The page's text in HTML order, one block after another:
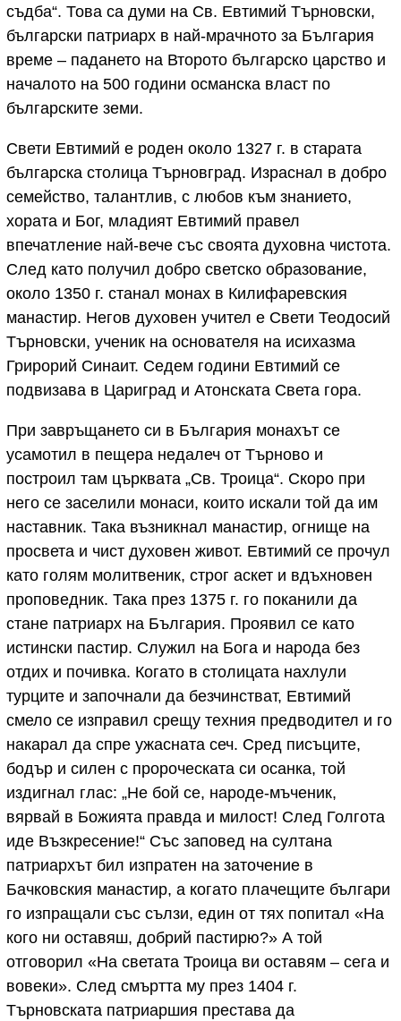
съдба“. Това са думи на Св. Евтимий Търновски,
български патриарх в най-мрачното за България
време – падането на Второто българско царство и
началото на 500 години османска власт по
българските земи.
Свети Евтимий е роден около 1327 г. в старата
българска столица Търновград. Израснал в добро
семейство, талантлив, с любов към знанието,
хората и Бог, младият Евтимий правел
впечатление най-вече със своята духовна чистота.
След като получил добро светско образование,
около 1350 г. станал монах в Килифаревския
манастир. Негов духовен учител е Свети Теодосий
Търновски, ученик на основателя на исихазма
Грирорий Синаит. Седем години Евтимий се
подвизава в Цариград и Атонската Света гора.
При завръщането си в България монахът се
усамотил в пещера недалеч от Търново и
построил там църквата „Св. Троица“. Скоро при
него се заселили монаси, които искали той да им
наставник. Така възникнал манастир, огнище на
просвета и чист духовен живот. Евтимий се прочул
като голям молитвеник, строг аскет и вдъхновен
проповедник. Така през 1375 г. го поканили да
стане патриарх на България. Проявил се като
истински пастир. Служил на Бога и народа без
отдих и почивка. Когато в столицата нахлули
турците и започнали да безчинстват, Евтимий
смело се изправил срещу техния предводител и го
накарал да спре ужасната сеч. Сред писъците,
бодър и силен с пророческата си осанка, той
издигнал глас: „Не бой се, народе-мъченик,
вярвай в Божията правда и милост! След Голгота
иде Възкресение!“ Със заповед на султана
патриархът бил изпратен на заточение в
Бачковския манастир, а когато плачещите българи
го изпращали със сълзи, един от тях попитал «На
кого ни оставяш, добрий пастирю?» А той
отговорил «На светата Троица ви оставям – сега и
вовеки». След смъртта му през 1404 г.
Търновската патриаршия престава да